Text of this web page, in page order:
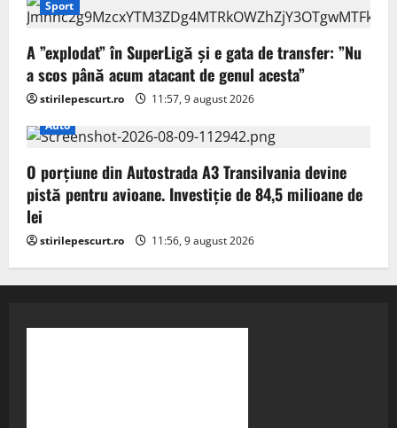
Sport
A ”explodat” în SuperLigă și e gata de transfer: ”Nu
a scos până acum atacant de genul acesta”
stirilepescurt.ro
11:57, 9 august 2026
Auto
O porțiune din Autostrada A3 Transilvania devine
pistă pentru avioane. Investiție de 84,5 milioane de
lei
stirilepescurt.ro 11:56, 9 august 2026